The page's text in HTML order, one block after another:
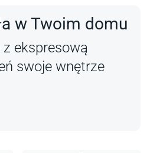
w Twoim domu
ekspresową
swoje wnętrze